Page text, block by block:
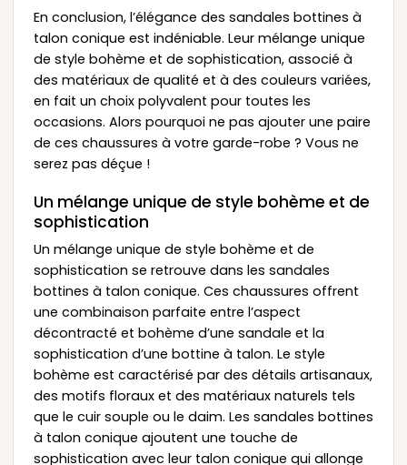
En conclusion, l’élégance des sandales bottines à
talon conique est indéniable. Leur mélange unique
de style bohème et de sophistication, associé à
des matériaux de qualité et à des couleurs variées,
en fait un choix polyvalent pour toutes les
occasions. Alors pourquoi ne pas ajouter une paire
de ces chaussures à votre garde-robe ? Vous ne
serez pas déçue !
Un mélange unique de style bohème et de
sophistication
Un mélange unique de style bohème et de
sophistication se retrouve dans les sandales
bottines à talon conique. Ces chaussures offrent
une combinaison parfaite entre l’aspect
décontracté et bohème d’une sandale et la
sophistication d’une bottine à talon. Le style
bohème est caractérisé par des détails artisanaux,
des motifs floraux et des matériaux naturels tels
que le cuir souple ou le daim. Les sandales bottines
à talon conique ajoutent une touche de
sophistication avec leur talon conique qui allonge